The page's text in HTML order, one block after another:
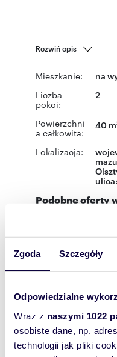
Zgoda Szczegóły
Odpowiedzialne
Wraz z naszymi 1022
osobiste dane, np.
technologii jak pliki
Rozwiń opis
Mieszkanie: na
Liczba
pokoi:
2
Powierzchni
a całkowita:
40 m
Lokalizacja:
Podobne oferty